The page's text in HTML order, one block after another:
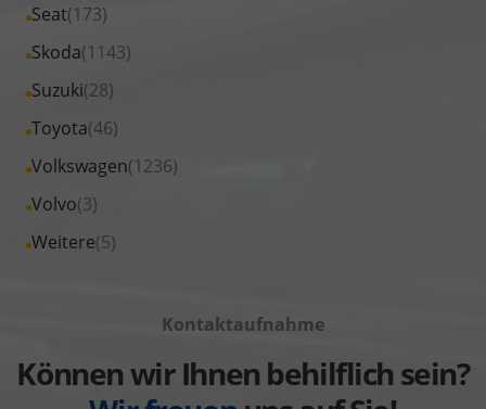
anzeigen
Peugeot
anzeigen
Fahrzeuge
Renault
anzeigen
Seat(173)
Alle
Fahrzeuge
Seat
anzeigen
Skoda(1143)
Alle
Fahrzeuge
Skoda
anzeigen
Suzuki(28)
Alle
Fahrzeuge
Suzuki
anzeigen
Toyota(46)
Alle
Fahrzeuge
Toyota
anzeigen
Volkswagen(1236)
Alle
Fahrzeuge
Volkswagen
Volvo(3)
Alle
Fahrzeuge
Weitere(5)
Alle
anzeigen
Kontaktaufnahme
Können wir Ihnen behilflich sein?